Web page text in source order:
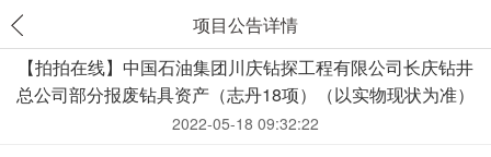
项目公告详情
【拍拍在线】中国石油集团川庆钻探工程有限公司长庆钻井
总公司部分报废钻具资产（志丹18项）（以实物现状为准）
2022-05-18 09:32:22